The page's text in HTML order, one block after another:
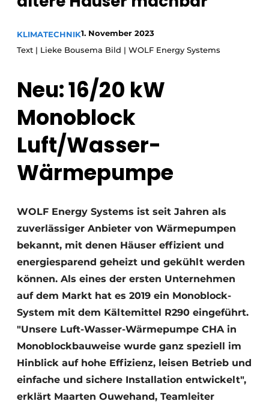
Datenschutz / Cookie-Erklärung
GeschichteMetadaten
Freie Stellen
Videos
Modularer Aufbau
KLIMATECHNIK1. November 2023
Text | Lieke Bousema Bild | WOLF Energy Systems
Neu: 16/20 kW
Monoblock
Luft/Wasser-
Wärmepumpe
WOLF Energy Systems ist seit Jahren als
zuverlässiger Anbieter von Wärmepumpen
bekannt, mit denen Häuser effizient und
energiesparend geheizt und gekühlt werden
können. Als eines der ersten Unternehmen
auf dem Markt hat es 2019 ein Monoblock-
System mit dem Kältemittel R290 eingeführt.
"Unsere Luft-Wasser-Wärmepumpe CHA in
Monoblockbauweise wurde ganz speziell im
Hinblick auf hohe Effizienz, leisen Betrieb und
einfache und sichere Installation entwickelt",
erklärt Maarten Ouwehand, Teamleiter